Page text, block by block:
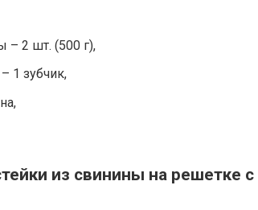
– 2 шт. (500 г),
1 зубчик,
из свинины на решетке